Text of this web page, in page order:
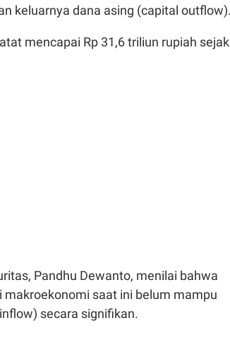
keluarnya dana asing (capital outflow).
mencapai Rp 31,6 triliun rupiah sejak
Pandhu Dewanto, menilai bahwa
saat ini belum mampu
secara signifikan.